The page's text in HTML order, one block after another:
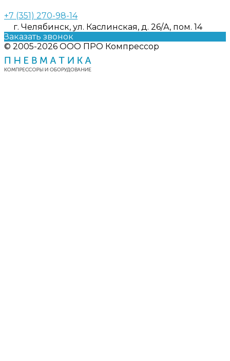
+7 (351) 270-98-14
г. Челябинск, ул. Каслинская, д. 26/А, пом. 14
Заказать звонок
© 2005-2026 ООО ПРО Компрессор